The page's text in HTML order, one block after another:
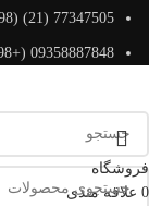
77347505 (21) (98+)
09358887848 (+98)
فروشگاه
0 علاقه مندی